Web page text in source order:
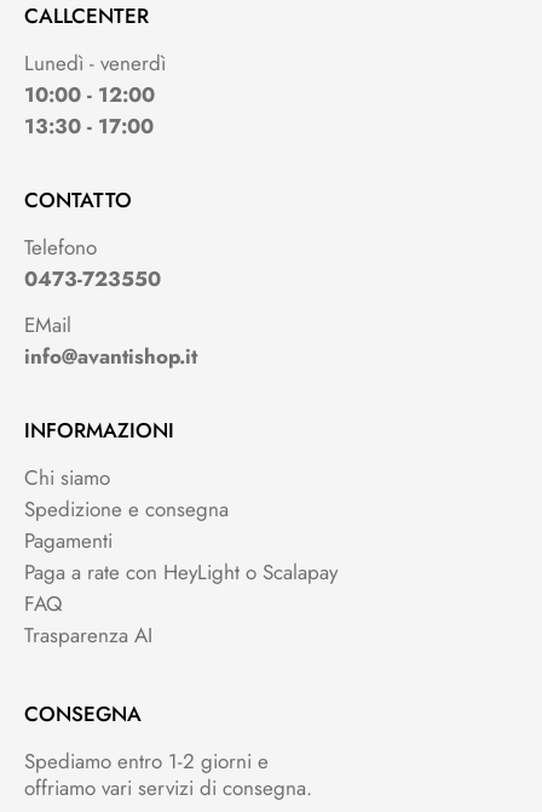
CALLCENTER
Lunedì - venerdì
10:00 - 12:00
13:30 - 17:00
CONTATTO
Telefono
0473-723550
EMail
info@avantishop.it
INFORMAZIONI
Chi siamo
Spedizione e consegna
Pagamenti
Paga a rate con HeyLight o Scalapay
FAQ
Trasparenza AI
CONSEGNA
Spediamo entro 1-2 giorni e
offriamo vari servizi di consegna.